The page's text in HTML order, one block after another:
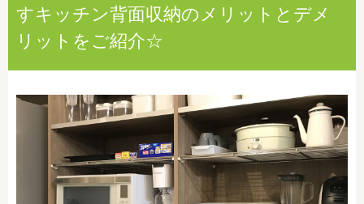
すキッチン背面収納のメリットとデメ
リットをご紹介☆